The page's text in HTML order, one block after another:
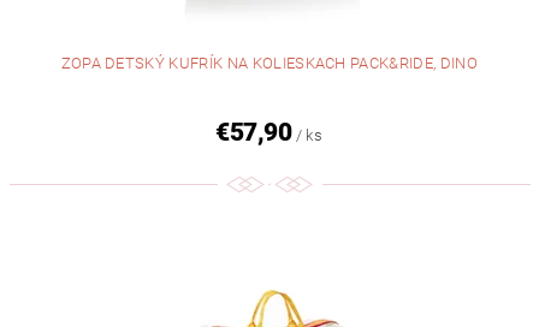
ZOPA DETSKÝ KUFRÍK NA KOLIESKACH PACK&RIDE, DINO
€57,90 / ks